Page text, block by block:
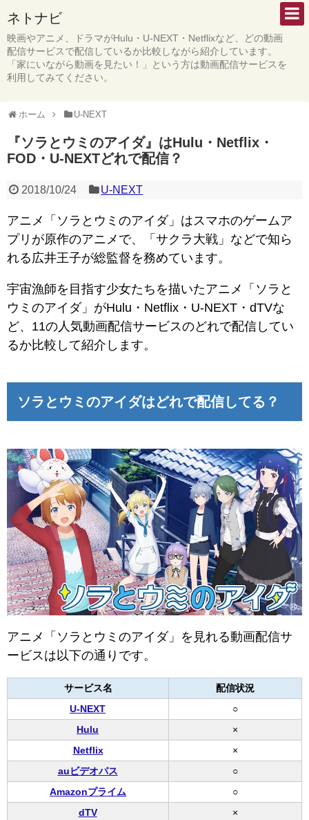
ネトナビ
映画やアニメ、ドラマがHulu・U-NEXT・Netflixなど、どの動画
配信サービスで配信しているか比較しながら紹介しています。
「家にいながら動画を見たい！」という方は動画配信サービスを
利用してみてください。
ホーム U-NEXT
『ソラとウミのアイダ』はHulu・Netflix・
FOD・U-NEXTどれで配信？
2018/10/24 U-NEXT
アニメ「ソラとウミのアイダ」はスマホのゲームア
プリが原作のアニメで、「サクラ大戦」などで知ら
れる広井王子が総監督を務めています。
宇宙漁師を目指す少女たちを描いたアニメ「ソラと
ウミのアイダ」がHulu・Netflix・U-NEXT・dTVな
ど、11の人気動画配信サービスのどれで配信してい
るか比較して紹介します。
ソラとウミのアイダはどれで配信してる？
アニメ「ソラとウミのアイダ」を見れる動画配信サ
ービスは以下の通りです。
サービス名
配信状況
U-NEXT
○
Hulu
×
Netflix
×
auビデオパス
○
Amazonプライム
○
dTV
×